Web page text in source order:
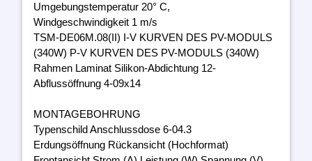
Umgebungstemperatur 20° C,
Windgeschwindigkeit 1 m/s
TSM-DE06M.08(II) I-V KURVEN DES PV-MODULS
(340W) P-V KURVEN DES PV-MODULS (340W)
Rahmen Laminat Silikon-Abdichtung 12-
Abflussöffnung 4-09x14
MONTAGEBOHRUNG
Typenschild Anschlussdose 6-04.3
Erdungsöffnung Rückansicht (Hochformat)